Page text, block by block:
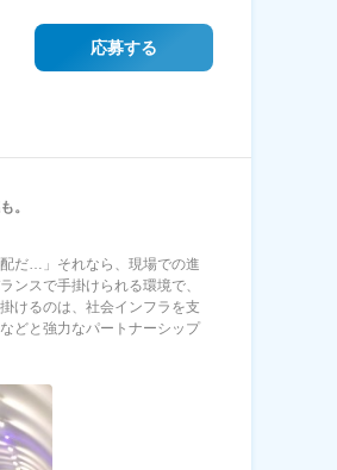
応募する
。
だ…」それなら、現場での進
ンスで手掛けられる環境で、
けるのは、社会インフラを支
どと強力なパートナーシップ